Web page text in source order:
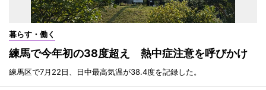
暮らす・働く
練馬で今年初の38度超え 熱中症注意を呼びかけ
練馬区で7月22日、日中最高気温が38.4度を記録した。